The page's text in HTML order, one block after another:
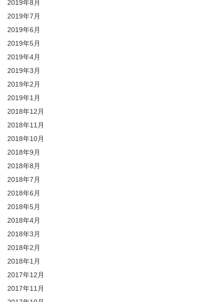
2019年8月
2019年7月
2019年6月
2019年5月
2019年4月
2019年3月
2019年2月
2019年1月
2018年12月
2018年11月
2018年10月
2018年9月
2018年8月
2018年7月
2018年6月
2018年5月
2018年4月
2018年3月
2018年2月
2018年1月
2017年12月
2017年11月